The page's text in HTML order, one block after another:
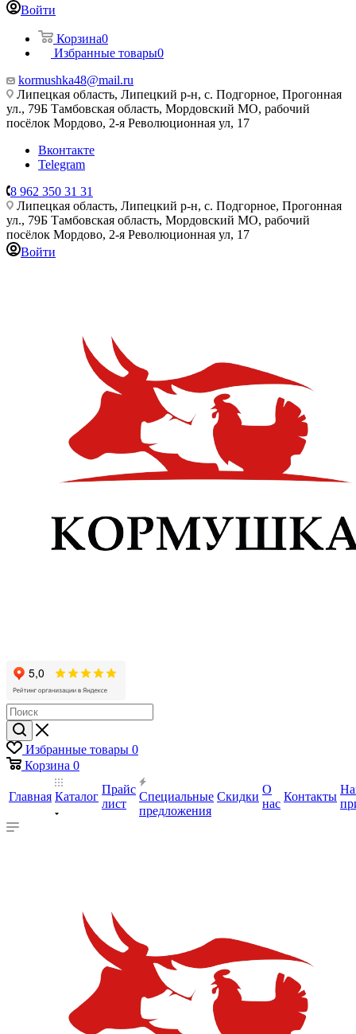
Войти
Корзина0
Избранные товары0
kormushka48@mail.ru
Липецкая область, Липецкий р-н, с. Подгорное, Прогонная
ул., 79Б Тамбовская область, Мордовский МО, рабочий
посёлок Мордово, 2-я Революционная ул, 17
Вконтакте
Telegram
8 962 350 31 31
Липецкая область, Липецкий р-н, с. Подгорное, Прогонная
ул., 79Б Тамбовская область, Мордовский МО, рабочий
посёлок Мордово, 2-я Революционная ул, 17
Войти
Избранные товары 0
Корзина 0
Главная Каталог
Прайс
лист
Специальные
предложения
Скидки
О
нас
Контакты